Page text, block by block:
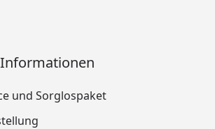
und Sorglospaket